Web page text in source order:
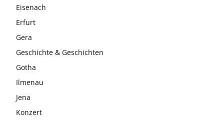
Eisenach
Erfurt
Gera
Geschichte & Geschichten
Gotha
Ilmenau
Jena
Konzert